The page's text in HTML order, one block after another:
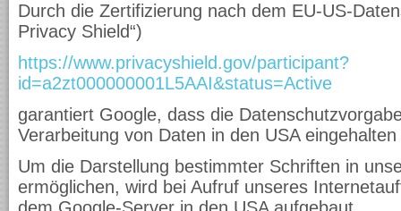
Durch die Zertifizierung nach dem EU-US-
Privacy Shield“)
https://www.privacyshield.gov/participant?
id=a2zt000000001L5AAI&status=Active
garantiert Google, dass die
Verarbeitung von Daten in den USA
Um die Darstellung bestimmter Schriften in
ermöglichen, wird bei Aufruf unseres